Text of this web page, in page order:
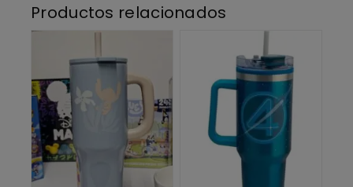
Productos relacionados